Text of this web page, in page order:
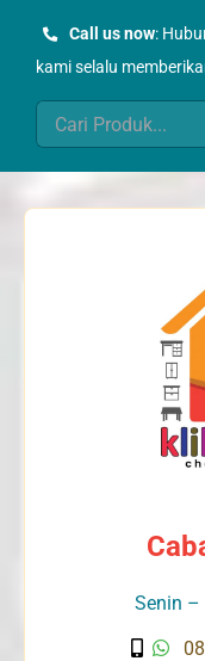
Call us now:
kami selalu
Search
for:
Senin –